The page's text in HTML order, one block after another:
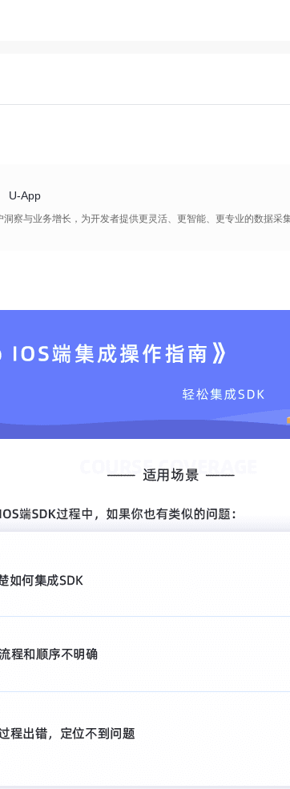
U-App
察与业务增长，为开发者提供更灵活、更智能、更专业的数据采